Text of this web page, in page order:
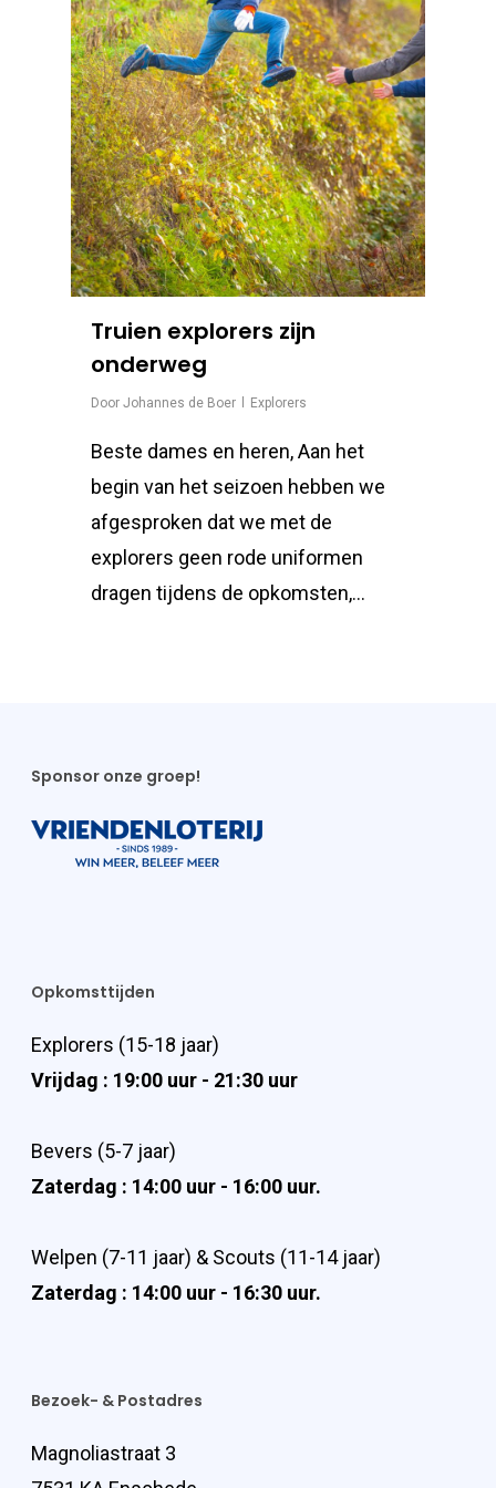
Truien explorers zijn
onderweg
Door Johannes de Boer Explorers
Beste dames en heren, Aan het
begin van het seizoen hebben we
afgesproken dat we met de
explorers geen rode uniformen
dragen tijdens de opkomsten,…
Sponsor onze groep!
Opkomsttijden
Explorers (15-18 jaar)
Vrijdag : 19:00 uur - 21:30 uur
Bevers (5-7 jaar)
Zaterdag : 14:00 uur - 16:00 uur.
Welpen (7-11 jaar) & Scouts (11-14 jaar)
Zaterdag : 14:00 uur - 16:30 uur.
Bezoek- & Postadres
Magnoliastraat 3